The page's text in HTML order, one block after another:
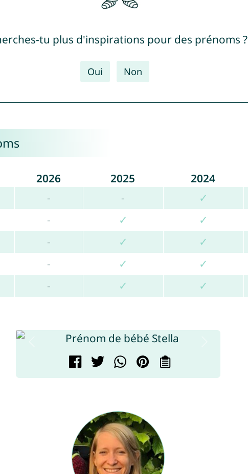
tu plus d'inspirations pour des prénoms ?
Oui Non
2026 2025 2024
- - ✓
- ✓ ✓
- ✓ ✓
- ✓ ✓
- ✓ ✓